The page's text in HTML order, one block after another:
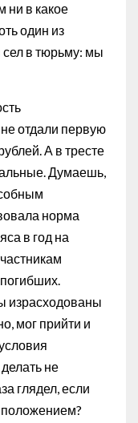
ни в какое
один из
сел в тюрьму: мы
отдали первую
А в тресте
Думаешь,
норма
в год на
израсходованы
мог прийти и
не
глядел, если